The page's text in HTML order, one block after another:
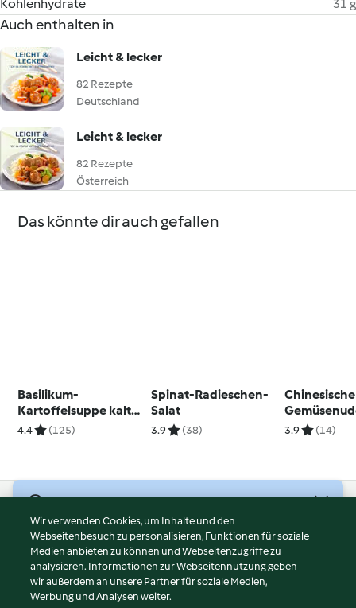
Kohlenhydrate
31 g
Auch enthalten in
Leicht & lecker
82 Rezepte
Deutschland
Leicht & lecker
82 Rezepte
Österreich
Das könnte dir auch gefallen
Basilikum-
Kartoffelsuppe kalt
oder warm
4.4 (125)
Spinat-Radieschen-
Salat
3.9 (38)
Chinesische
3.9 (14)
Nutzungsbedingungen
Datenschutzrichtlinien
Disclaimer
Impressum
Wir verwenden Cookies, um Inhalte und den
Webseitenbesuch zu personalisieren, Funktionen für soziale
Medien anbieten zu können und Webseitenzugriffe zu
analysieren. Informationen zur Webseitennutzung geben
wir außerdem an unsere Partner für soziale Medien,
Werbung und Analysen weiter.